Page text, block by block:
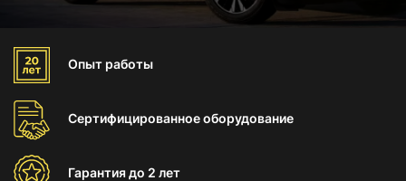
Опыт работы
Сертифицированноеоборудование
Гарантиядо 2 лет